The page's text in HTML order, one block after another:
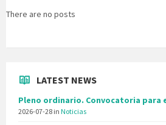
There are no posts
LATEST NEWS
Pleno ordinario. Convocatoria para
2026-07-28 in Noticias